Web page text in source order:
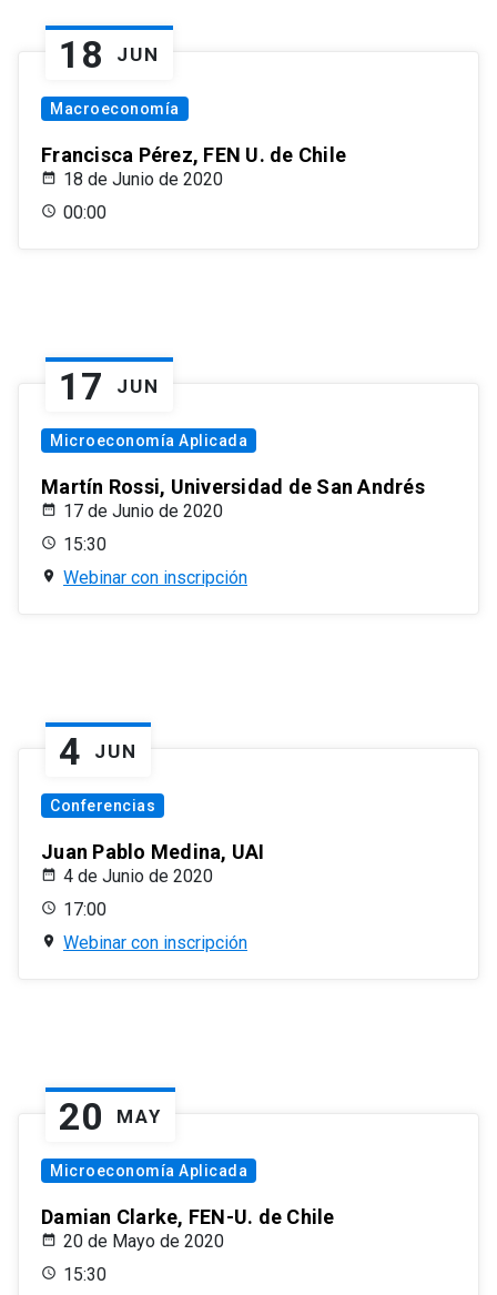
18 JUN
Macroeconomía
Francisca Pérez, FEN U. de Chile
18 de Junio de 2020
00:00
17 JUN
Microeconomía Aplicada
Martín Rossi, Universidad de San Andrés
17 de Junio de 2020
15:30
Webinar con inscripción
4 JUN
Conferencias
Juan Pablo Medina, UAI
4 de Junio de 2020
17:00
Webinar con inscripción
20 MAY
Microeconomía Aplicada
Damian Clarke, FEN-U. de Chile
20 de Mayo de 2020
15:30